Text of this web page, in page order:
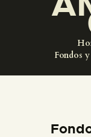
Fondos
EL